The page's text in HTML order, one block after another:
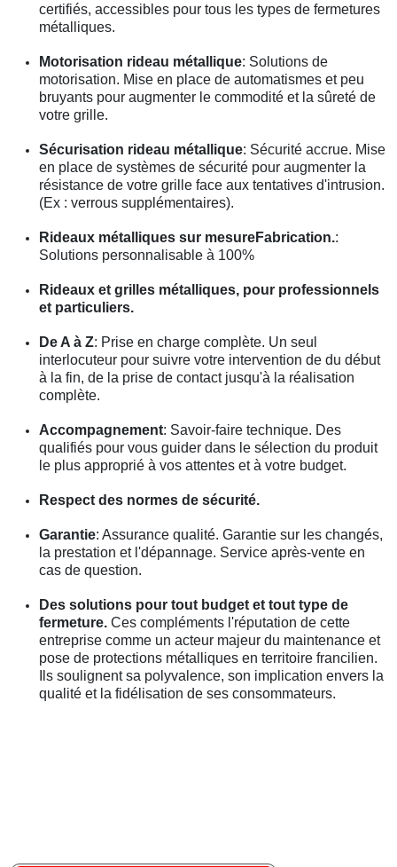
certifiés, accessibles pour tous les types de fermetures
métalliques.
Motorisation rideau métallique: Solutions de
motorisation. Mise en place de automatismes et peu
bruyants pour augmenter le commodité et la sûreté de
votre grille.
Sécurisation rideau métallique: Sécurité accrue. Mise
en place de systèmes de sécurité pour augmenter la
résistance de votre grille face aux tentatives d'intrusion.
(Ex : verrous supplémentaires).
Rideaux métalliques sur mesureFabrication.:
Solutions personnalisable à 100%
Rideaux et grilles métalliques, pour professionnels
et particuliers.
De A à Z: Prise en charge complète. Un seul
interlocuteur pour suivre votre intervention de du début
à la fin, de la prise de contact jusqu'à la réalisation
complète.
Accompagnement: Savoir-faire technique. Des
qualifiés pour vous guider dans le sélection du produit
le plus approprié à vos attentes et à votre budget.
Respect des normes de sécurité.
Garantie: Assurance qualité. Garantie sur les changés,
la prestation et l'dépannage. Service après-vente en
cas de question.
Des solutions pour tout budget et tout type de
fermeture. Ces compléments l'réputation de cette
entreprise comme un acteur majeur du maintenance et
pose de protections métalliques en territoire francilien.
Ils soulignent sa polyvalence, son implication envers la
qualité et la fidélisation de ses consommateurs.